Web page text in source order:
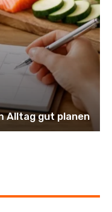
Alltag gut planen